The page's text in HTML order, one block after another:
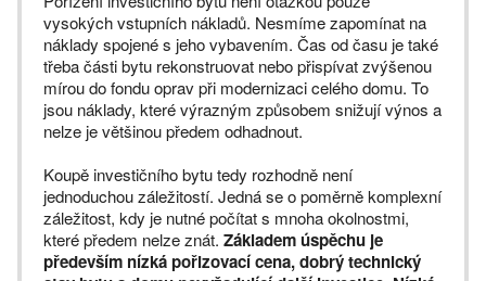
vysokých vstupních nákladů. Nesmíme zapomínat na
náklady spojené s jeho vybavením. Čas od času je také
třeba části bytu rekonstruovat nebo přispívat zvýšenou
mírou do fondu oprav při modernizaci celého domu. To
jsou náklady, které výrazným způsobem snižují výnos a
nelze je většinou předem odhadnout.
Koupě investičního bytu tedy rozhodně není
jednoduchou záležitostí. Jedná se o poměrně komplexní
záležitost, kdy je nutné počítat s mnoha okolnostmi,
které předem nelze znát. Základem úspěchu je
především nízká pořizovací cena, dobrý technický